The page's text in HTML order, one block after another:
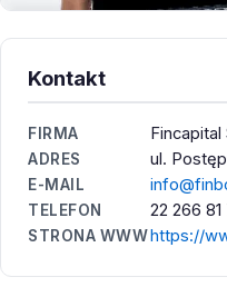
Kontakt
FIRMA
ADRES ul.
E-MAIL
TELEFON 22 266 81
STRONA WWW https://